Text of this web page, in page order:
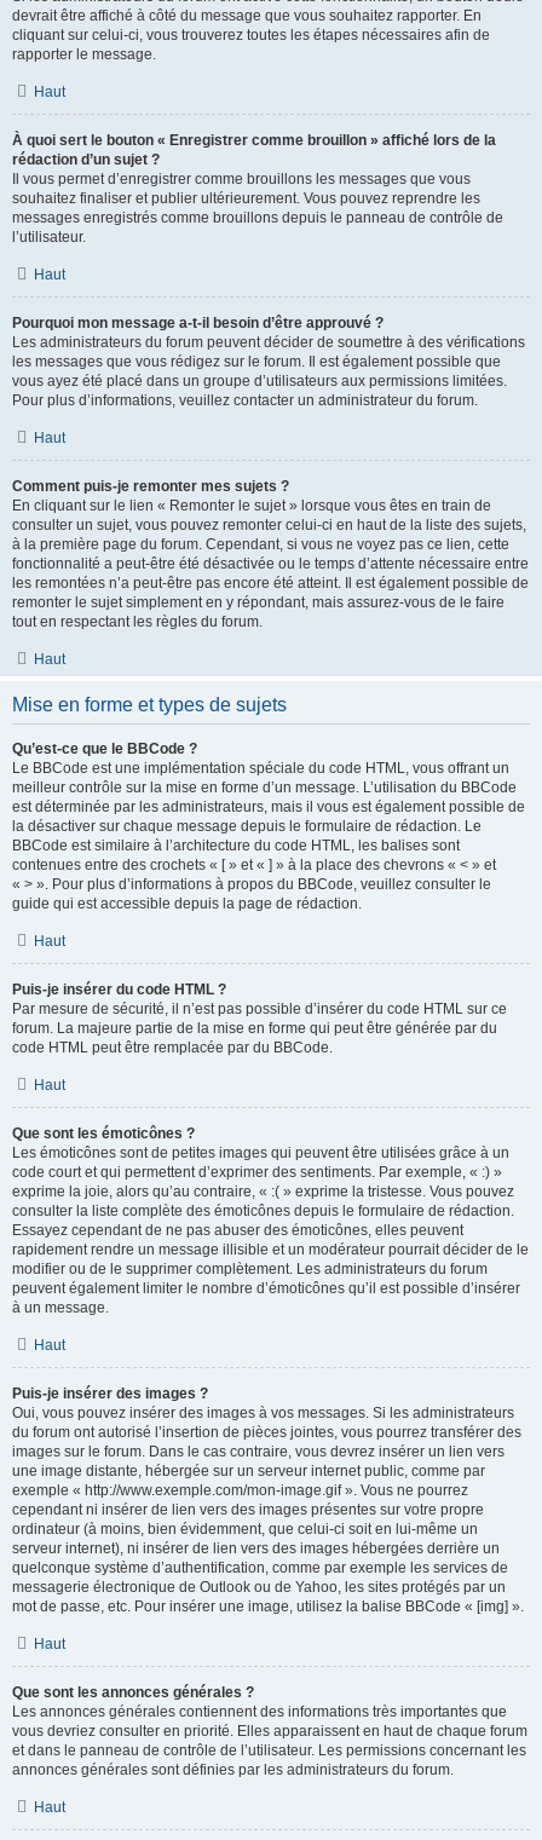
devrait être affiché à côté du message que vous souhaitez rapporter. En
cliquant sur celui-ci, vous trouverez toutes les étapes nécessaires afin de
rapporter le message.
Haut
À quoi sert le bouton « Enregistrer comme brouillon » affiché lors de la
rédaction d’un sujet ?
Il vous permet d’enregistrer comme brouillons les messages que vous
souhaitez finaliser et publier ultérieurement. Vous pouvez reprendre les
messages enregistrés comme brouillons depuis le panneau de contrôle de
l’utilisateur.
Haut
Pourquoi mon message a-t-il besoin d’être approuvé ?
Les administrateurs du forum peuvent décider de soumettre à des vérifications
les messages que vous rédigez sur le forum. Il est également possible que
vous ayez été placé dans un groupe d’utilisateurs aux permissions limitées.
Pour plus d’informations, veuillez contacter un administrateur du forum.
Haut
Comment puis-je remonter mes sujets ?
En cliquant sur le lien « Remonter le sujet » lorsque vous êtes en train de
consulter un sujet, vous pouvez remonter celui-ci en haut de la liste des sujets,
à la première page du forum. Cependant, si vous ne voyez pas ce lien, cette
fonctionnalité a peut-être été désactivée ou le temps d’attente nécessaire entre
les remontées n’a peut-être pas encore été atteint. Il est également possible de
remonter le sujet simplement en y répondant, mais assurez-vous de le faire
tout en respectant les règles du forum.
Haut
Mise en forme et types de sujets
Qu’est-ce que le BBCode ?
Le BBCode est une implémentation spéciale du code HTML, vous offrant un
meilleur contrôle sur la mise en forme d’un message. L’utilisation du BBCode
est déterminée par les administrateurs, mais il vous est également possible de
la désactiver sur chaque message depuis le formulaire de rédaction. Le
BBCode est similaire à l’architecture du code HTML, les balises sont
contenues entre des crochets « [ » et « ] » à la place des chevrons « < » et
« > ». Pour plus d’informations à propos du BBCode, veuillez consulter le
guide qui est accessible depuis la page de rédaction.
Haut
Puis-je insérer du code HTML ?
Par mesure de sécurité, il n’est pas possible d’insérer du code HTML sur ce
forum. La majeure partie de la mise en forme qui peut être générée par du
code HTML peut être remplacée par du BBCode.
Haut
Que sont les émoticônes ?
Les émoticônes sont de petites images qui peuvent être utilisées grâce à un
code court et qui permettent d’exprimer des sentiments. Par exemple, « :) »
exprime la joie, alors qu’au contraire, « :( » exprime la tristesse. Vous pouvez
consulter la liste complète des émoticônes depuis le formulaire de rédaction.
Essayez cependant de ne pas abuser des émoticônes, elles peuvent
rapidement rendre un message illisible et un modérateur pourrait décider de le
modifier ou de le supprimer complètement. Les administrateurs du forum
peuvent également limiter le nombre d’émoticônes qu’il est possible d’insérer
à un message.
Haut
Puis-je insérer des images ?
Oui, vous pouvez insérer des images à vos messages. Si les administrateurs
du forum ont autorisé l’insertion de pièces jointes, vous pourrez transférer des
images sur le forum. Dans le cas contraire, vous devrez insérer un lien vers
une image distante, hébergée sur un serveur internet public, comme par
exemple « http://www.exemple.com/mon-image.gif ». Vous ne pourrez
cependant ni insérer de lien vers des images présentes sur votre propre
ordinateur (à moins, bien évidemment, que celui-ci soit en lui-même un
serveur internet), ni insérer de lien vers des images hébergées derrière un
quelconque système d’authentification, comme par exemple les services de
messagerie électronique de Outlook ou de Yahoo, les sites protégés par un
mot de passe, etc. Pour insérer une image, utilisez la balise BBCode « [img] ».
Haut
Que sont les annonces générales ?
Les annonces générales contiennent des informations très importantes que
vous devriez consulter en priorité. Elles apparaissent en haut de chaque forum
et dans le panneau de contrôle de l’utilisateur. Les permissions concernant les
annonces générales sont définies par les administrateurs du forum.
Haut